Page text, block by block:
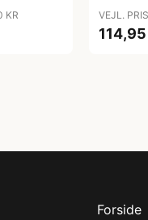
KR VEJL.
Forside